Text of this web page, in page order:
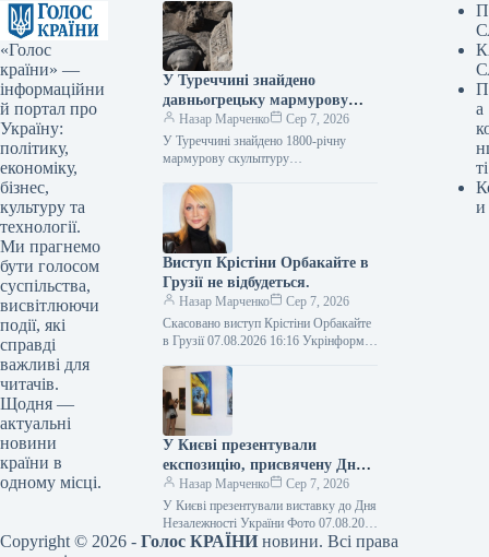
«Голос
країни» —
інформаційни
й портал про
Україну:
політику,
економіку,
бізнес,
культуру та
технології.
Ми прагнемо
бути голосом
суспільства,
висвітлюючи
події, які
справді
важливі для
читачів.
Щодня —
актуальні
новини
країни в
одному місці.
У Туреччині знайдено
давньогрецьку мармурову
статую бога лікування, вік
якої становить 1800 років.
Назар Марченко
Сер 7, 2026
У Туреччині знайдено 1800-річну
мармурову скульптуру
07.08.2026 16:02 Укрінформ У
давньому місті Аспендос,
розташованому в турецькій…
Виступ Крістіни Орбакайте в
Грузії не відбудеться.
Назар Марченко
Сер 7, 2026
Скасовано виступ Крістіни Орбакайте
в Грузії 07.08.2026 16:16 Укрінформ У
запланований виступ російської
артистки Крістіни…
У Києві презентували
експозицію, присвячену Дню
Незалежності України.
Назар Марченко
Сер 7, 2026
У Києві презентували виставку до Дня
Незалежності України Фото 07.08.2026
18:20 Укрінформ У столичному
а
ті
и
Copyright © 2026 - Голос КРАЇНИ новини. Всі права